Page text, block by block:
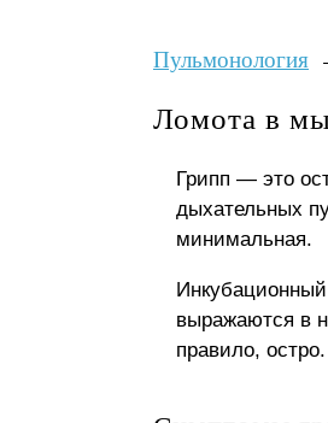
Пульмонология
Ломота в
Грипп — это
дыхательных
минимальная.
выражаются в
правило, остро.